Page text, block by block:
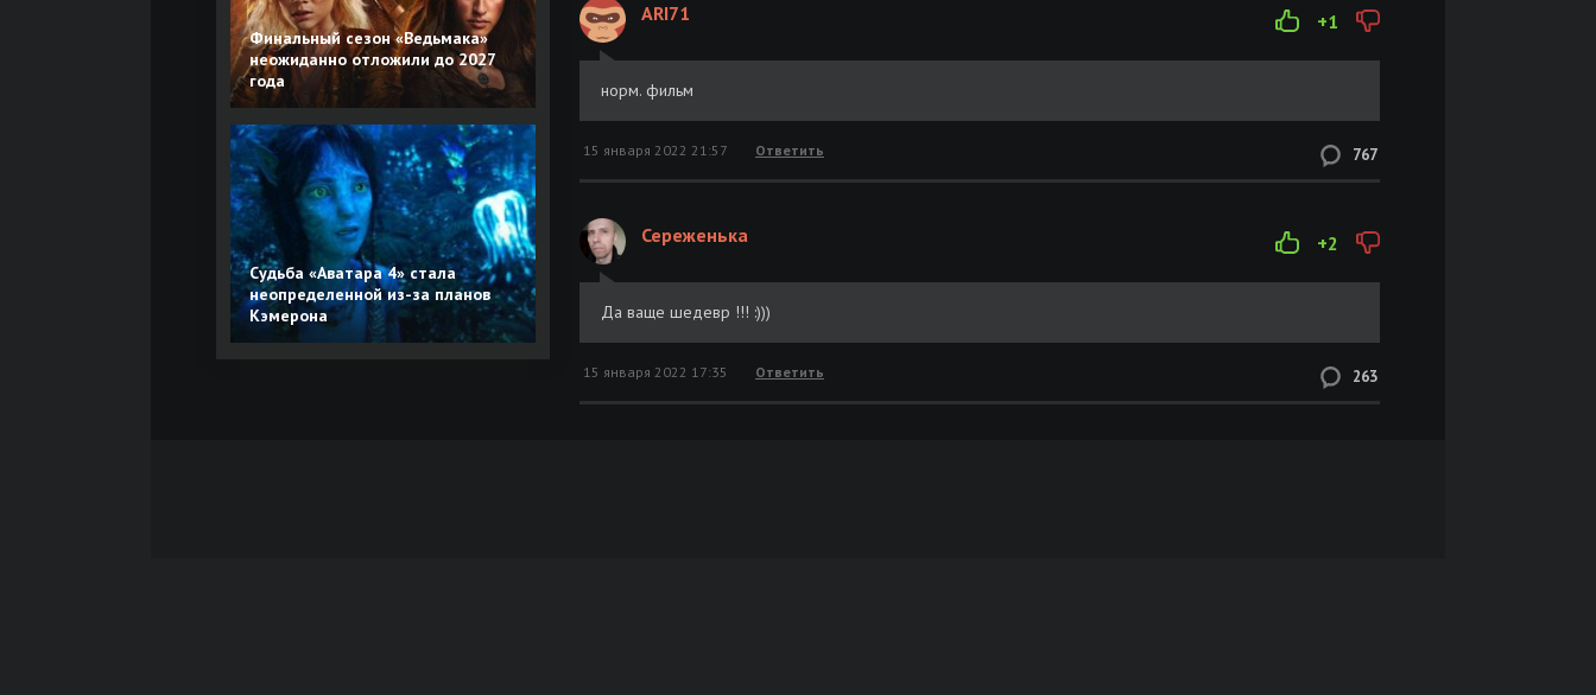
Финальный сезон «Ведьмака»
неожиданно отложили до 2027
года
Судьба «Аватара 4» стала
неопределенной из-за планов
Кэмерона
+1
ARI71
норм. фильм
767
15 января 2022 21:57 Ответить
+2
Сереженька
Да ваще шедевр !!! :)))
263
15 января 2022 17:35 Ответить